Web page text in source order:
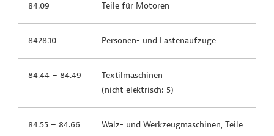
84.09 Teile für Motoren
8428.10 Personen- und Lastenaufzüge
84.44 – 84.49
Textilmaschinen
(nicht elektrisch: 5)
84.55 – 84.66
Walz- und Werkzeugmaschinen, Teile